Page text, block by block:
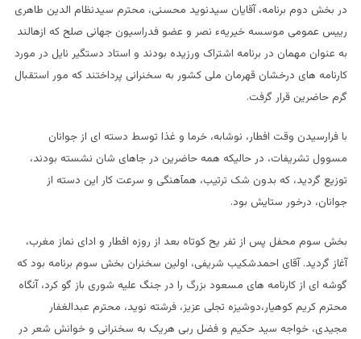
در بخش دوم برنامه، آقایان سیدنوید محسنی، محترم سیدنظام الدین طاهری
رییس عمومی موسسه خیریهء نصر و عضو فدراسیون جهانی صلح که ازهالند
به عنوان مهمان در برنامه اشتراک ورزیده بودند و استاد دستگیر نایل در مورد
کارنامه های درخشان قهرمان ملی کشور به سخنرانی پرداختند که مور استقبال
گرم حاضرین قرار گرفت.
با فرارسیدن وقت افطار، نوشابه، خرما و غذا توسط دسته ای از جوانان
مسوول تشریفات، در حالیکه همه حاضرین در جاهای شان نشسته بودند،
توزیع گردید، که بدون شک ترتیب، همآهنگی و سرعت کار این دسته از
جوانان، درخور ستایش بود.
بخش سوم محفل پس از تفر یح کوتاه بعد از روزه افطار و ادای نماز مغرب،
آغاز گردید. آقای احمدشکیب شریفی، اولین سخنران بخش سوم برنامه بود که
گوشه ای از کارنامه های مسعود بزرگ را در جنگ علیه شوری باز گو کرد، آنگاه
محترم کریم کوهیار،دوشیزه تجلی عزیز، فرشته نوید، محترم عبدالغفار
مجیدی، خواجه سید حکیم و فضل ربی هریک به سخنرانی و خوانش شعر در